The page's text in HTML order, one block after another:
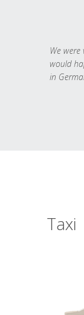
We were
would
in
Taxi